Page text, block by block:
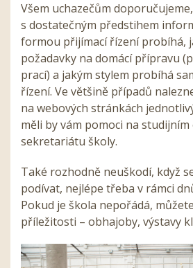
Všem uchazečům
s dostatečným předstihem
formou přijímací řízení probíhá,
požadavky na domácí přípravu
prací) a jakým stylem probíhá
řízení. Ve většině případů
na webových stránkách
měli by vám pomoci na
sekretariátu školy.
Také rozhodně neuškodí, když
podívat, nejlépe třeba v rámci
Pokud je škola nepořádá,
příležitosti – obhajoby, výstavy